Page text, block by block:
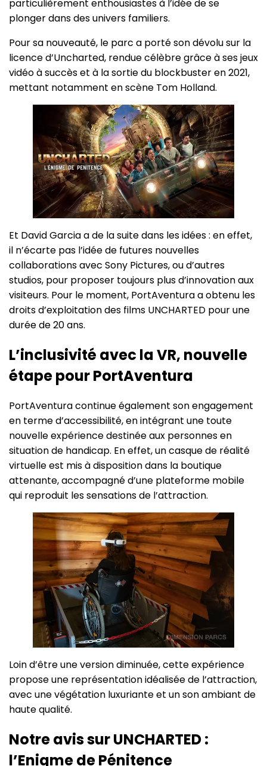
particulièrement enthousiastes à l’idée de se
plonger dans des univers familiers.
Pour sa nouveauté, le parc a porté son dévolu sur la
licence d’Uncharted, rendue célèbre grâce à ses jeux
vidéo à succès et à la sortie du blockbuster en 2021,
mettant notamment en scène Tom Holland.
Et David Garcia a de la suite dans les idées : en effet,
il n’écarte pas l’idée de futures nouvelles
collaborations avec Sony Pictures, ou d’autres
studios, pour proposer toujours plus d’innovation aux
visiteurs. Pour le moment, PortAventura a obtenu les
droits d’exploitation des films UNCHARTED pour une
durée de 20 ans.
L’inclusivité avec la VR, nouvelle
étape pour PortAventura
PortAventura continue également son engagement
en terme d’accessibilité, en intégrant une toute
nouvelle expérience destinée aux personnes en
situation de handicap. En effet, un casque de réalité
virtuelle est mis à disposition dans la boutique
attenante, accompagné d’une plateforme mobile
qui reproduit les sensations de l’attraction.
Loin d’être une version diminuée, cette expérience
propose une représentation idéalisée de l’attraction,
avec une végétation luxuriante et un son ambiant de
haute qualité.
Notre avis sur UNCHARTED :
l’Enigme de Pénitence